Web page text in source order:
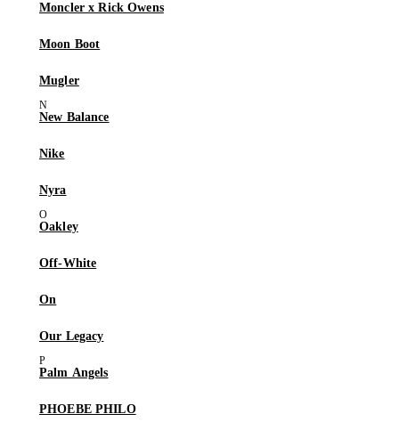
Moncler x Rick Owens
Moon Boot
Mugler
New Balance
Nike
Nyra
Oakley
Off-White
On
Our Legacy
Palm Angels
PHOEBE PHILO